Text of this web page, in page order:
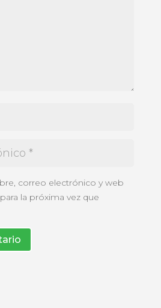
correo electrónico y web
la próxima vez que